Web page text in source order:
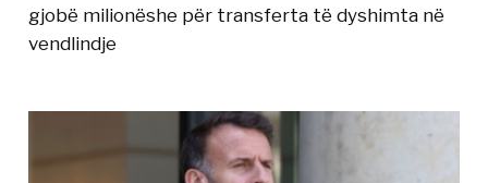
gjobë milionëshe për transferta të dyshimta në
vendlindje